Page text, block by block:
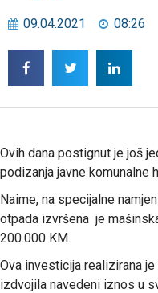
09.04.2021 08:26
Ovih dana postignut je još
podizanja javne komunalne
Naime, na specijalne
otpada izvršena je
200.000 KM.
Ova investicija realizirana
izdvojila navedeni iznos u